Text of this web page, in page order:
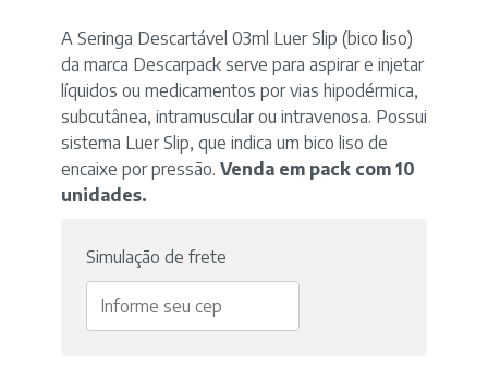
A Seringa Descartável 03ml Luer Slip (bico liso)
da marca Descarpack serve para aspirar e injetar
líquidos ou medicamentos por vias hipodérmica,
subcutânea, intramuscular ou intravenosa. Possui
sistema Luer Slip, que indica um bico liso de
encaixe por pressão. Venda em pack com 10
unidades.
Simulação de frete